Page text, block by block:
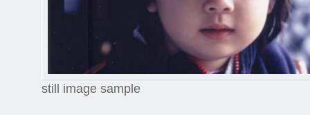
still image sample